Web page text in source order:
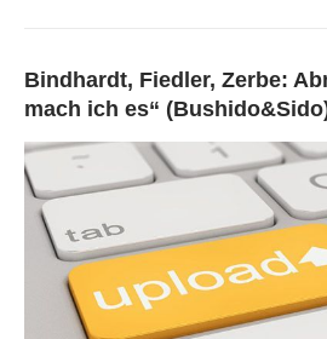
Bindhardt, Fiedler, Zerbe:
mach ich es“